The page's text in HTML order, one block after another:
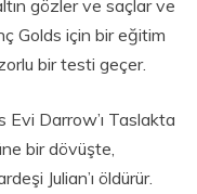
gözler ve saçlar ve
Golds için bir eğitim
bir testi geçer.
Evi Darrow’ı Taslakta
bir dövüşte,
Julian’ı öldürür.